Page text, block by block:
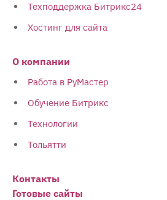
Техподдержка Битрикс24
Хостинг для сайта
О компании
Работа в РуМастер
Обучение Битрикс
Технологии
Тольятти
Контакты
Готовые сайты